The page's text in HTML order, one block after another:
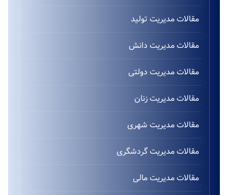
مقالات مدیریت تولید
مقالات مدیریت دانش
مقالات مدیریت دولتی
مقالات مدیریت زنان
مقالات مدیریت شهری
مقالات مدیریت گردشگری
مقالات مدیریت مالی